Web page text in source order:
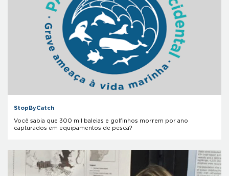
StopByCatch
Você sabia que 300 mil baleias e golfinhos morrem por ano
capturados em equipamentos de pesca?